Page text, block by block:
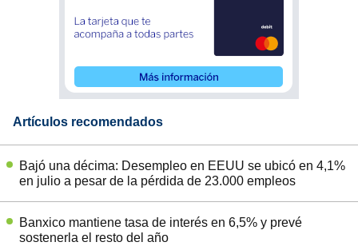
Artículos recomendados
Bajó una décima: Desempleo en EEUU se ubicó en 4,1%
en julio a pesar de la pérdida de 23.000 empleos
Banxico mantiene tasa de interés en 6,5% y prevé
sostenerla el resto del año